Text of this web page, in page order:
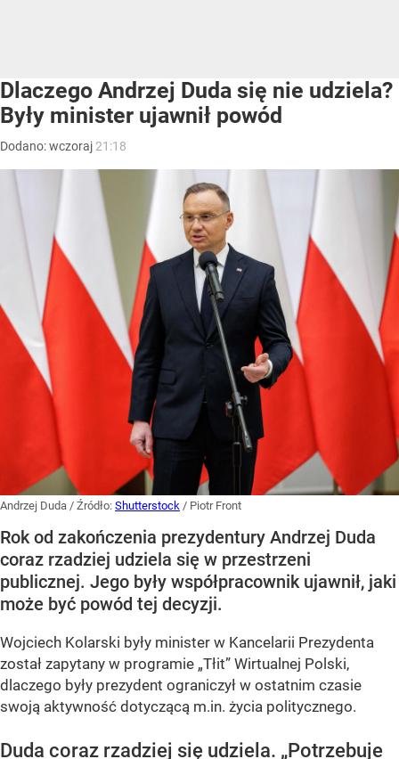
Dlaczego Andrzej Duda się nie udziela?
Były minister ujawnił powód
Dodano:wczoraj 21:18
Andrzej Duda / Źródło: Shutterstock / Piotr Front
Rok od zakończenia prezydentury Andrzej Duda
coraz rzadziej udziela się w przestrzeni
publicznej. Jego były współpracownik ujawnił, jaki
może być powód tej decyzji.
Wojciech Kolarski były minister w Kancelarii Prezydenta
został zapytany w programie „Tłit” Wirtualnej Polski,
dlaczego były prezydent ograniczył w ostatnim czasie
swoją aktywność dotyczącą m.in. życia politycznego.
Duda coraz rzadziej się udziela. „Potrzebuje